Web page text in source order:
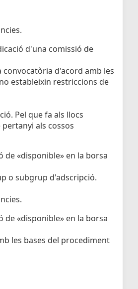
d'una comissió de
d'acord amb les
estableixin restriccions de
Pel que fa als llocs
als cossos
«disponible» en la borsa
o subgrup d'adscripció.
«disponible» en la borsa
les bases del procediment